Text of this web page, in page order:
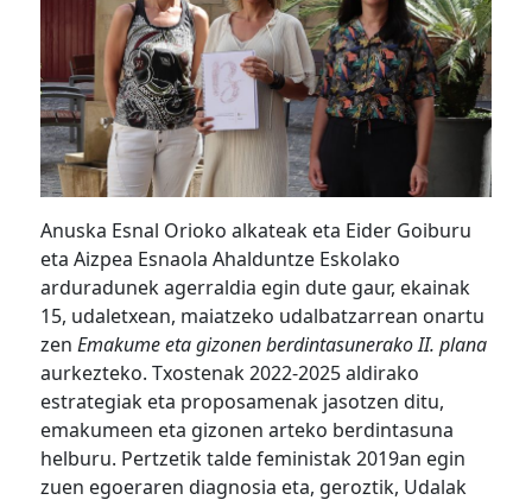
Anuska Esnal Orioko alkateak eta Eider Goiburu
eta Aizpea Esnaola Ahalduntze Eskolako
arduradunek agerraldia egin dute gaur, ekainak
15, udaletxean, maiatzeko udalbatzarrean onartu
zenEmakume eta gizonen berdintasunerako II. plana
aurkezteko. Txostenak 2022-2025 aldirako
estrategiak eta proposamenak jasotzen ditu,
emakumeen eta gizonen arteko berdintasuna
helburu. Pertzetik talde feministak 2019an egin
zuen egoeraren diagnosia eta, geroztik, Udalak